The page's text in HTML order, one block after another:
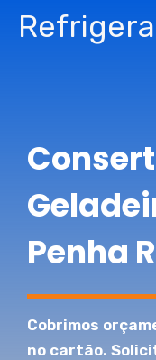
Pular
para
Penha
Cobrimos
no cartão.